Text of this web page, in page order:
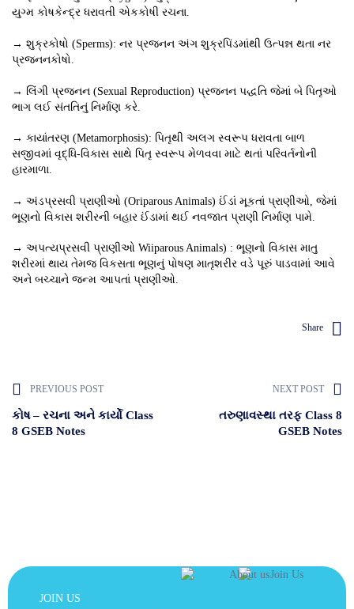
યુગ્મ કોષકેન્દ્ર ધરાવતી એકકોષી રચના.
→ શુક્રકોષો (Sperms): નર પ્રજનન અંગ શુક્રપિંડમાંથી ઉત્પન્ન થતા નર
પ્રજનનકોષો.
→ લિંગી પ્રજનન (Sexual Reproduction) પ્રજનન પદ્ધતિ જેમાં બે પિતૃઓ
ભાગ લઈ સંતતિનું નિર્માણ કરે.
→ કાયાંતરણ (Metamorphosis): પિતૃથી અલગ સ્વરૂપ ધરાવતા બાળ
સજીવમાં વૃદ્ધિ-વિકાસ સાથે પિતૃ સ્વરૂપ મેળવવા માટે થતાં પરિવર્તનોની
હારમાળા.
→ અંડપ્રસવી પ્રાણીઓ (Oriparous Animals) ઈંડાં મૂકતાં પ્રાણીઓ, જેમાં
ભૂણનો વિકાસ શરીરની બહાર ઈંડામાં થઈ નવજાત પ્રાણી નિર્માણ પામે.
→ અપત્યપ્રસવી પ્રાણીઓ Wiiparous Animals) : ભૂણનો વિકાસ માતુ
શરીરમાં થાય તેમજ વિકસતા ભૂણનું પોષણ માતૃશરીર વડે પૂરું પાડવામાં આવે
અને બચ્ચાને જન્મ આપતાં પ્રાણીઓ.
Share
PREVIOUS POST
કોષ – રચના અને કાર્યો Class
8 GSEB Notes
NEXT POST
તરુણાવસ્થા તરફ Class 8
GSEB Notes
JOIN US